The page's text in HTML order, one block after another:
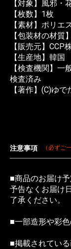
【対象】風邪・
【枚数】1枚
【素材】ポリエ
【包装材の材質
【販売元】CCP
【生産地】韓国
【検査機関】
検査済み
【著作】(C)ゆで
注意事項 （必ずご
■商品のお届け
予告なくお届け
了承ください。
■一部造形や彩
■掲載されてい